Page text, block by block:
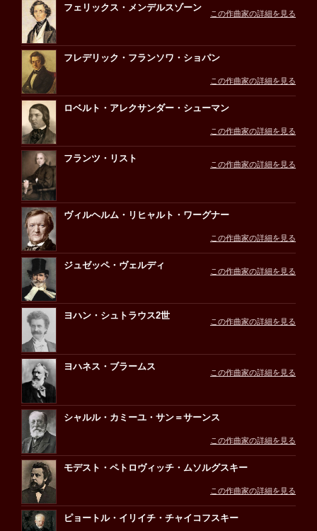
フェリックス・メンデルスゾーン
この作曲家の詳細を見る
フレデリック・フランソワ・ショパン
この作曲家の詳細を見る
ロベルト・アレクサンダー・シューマン
この作曲家の詳細を見る
フランツ・リスト
この作曲家の詳細を見る
ヴィルヘルム・リヒャルト・ワーグナー
この作曲家の詳細を見る
ジュゼッペ・ヴェルディ
この作曲家の詳細を見る
ヨハン・シュトラウス2世
この作曲家の詳細を見る
ヨハネス・ブラームス
この作曲家の詳細を見る
シャルル・カミーユ・サン＝サーンス
この作曲家の詳細を見る
モデスト・ペトロヴィッチ・ムソルグスキー
この作曲家の詳細を見る
ピョートル・イリイチ・チャイコフスキー